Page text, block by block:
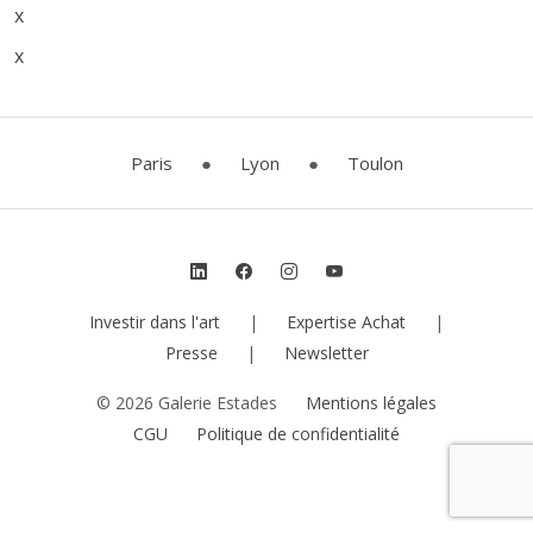
x
x
Paris ● Lyon ● Toulon
Investir dans l'art | Expertise Achat
|
Presse
| Newsletter
© 2026 Galerie Estades
Mentions légales
CGU
Politique de confidentialité